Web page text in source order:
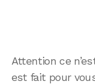
Attention ce
est fait pour